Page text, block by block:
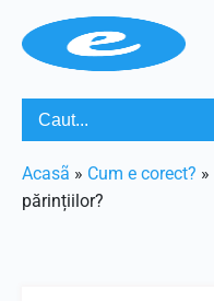
Acasã » Cum e corect? »
părințiilor?